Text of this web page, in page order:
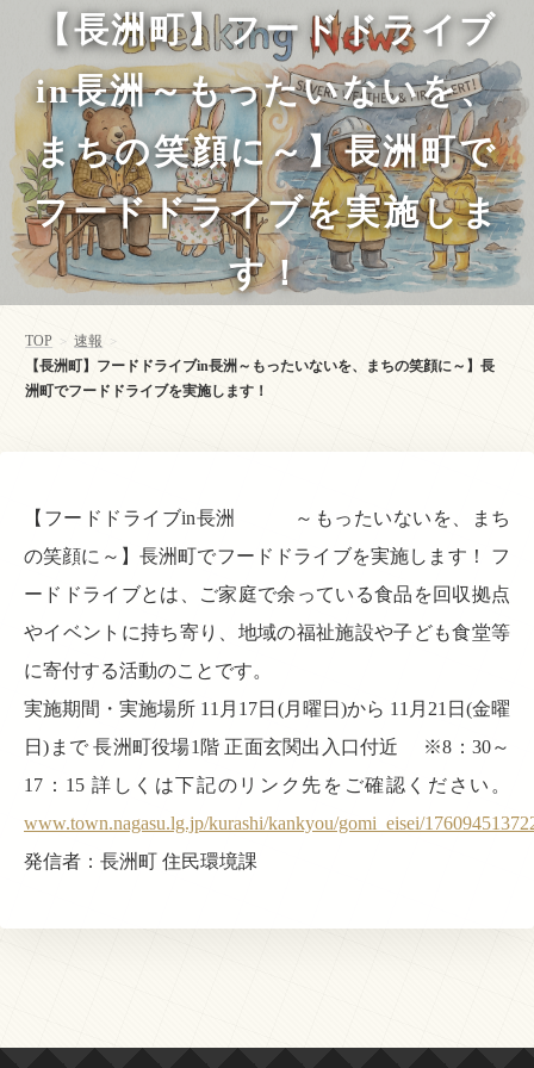
【長洲町】フードドライブ
in長洲～もったいないを、
まちの笑顔に～】長洲町で
フードドライブを実施しま
す！
TOP > 速報 >
【長洲町】フードドライブin長洲～もったいないを、まちの笑顔に～】長
洲町でフードドライブを実施します！
【フードドライブin長洲 ～もったいないを、まち
の笑顔に～】長洲町でフードドライブを実施します！ フ
ードドライブとは、ご家庭で余っている食品を回収拠点
やイベントに持ち寄り、地域の福祉施設や子ども食堂等
に寄付する活動のことです。
実施期間・実施場所 11月17日(月曜日)から 11月21日(金曜
日)まで 長洲町役場1階 正面玄関出入口付近 ※8：30～
17：15 詳しくは下記のリンク先をご確認ください。
www.town.nagasu.lg.jp/kurashi/kankyou/gomi_eisei/
発信者：長洲町 住民環境課